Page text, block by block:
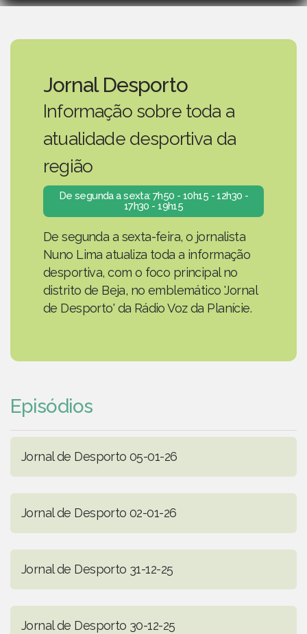
Jornal Desporto
Informação sobre toda a
atualidade desportiva da
região
De segunda a sexta: 7h50 - 10h15 - 12h30 -
17h30 - 19h15
De segunda a sexta-feira, o jornalista
Nuno Lima atualiza toda a informação
desportiva, com o foco principal no
distrito de Beja, no emblemático 'Jornal
de Desporto' da Rádio Voz da Planície.
Episódios
Jornal de Desporto 05-01-26
Jornal de Desporto 02-01-26
Jornal de Desporto 31-12-25
Jornal de Desporto 30-12-25